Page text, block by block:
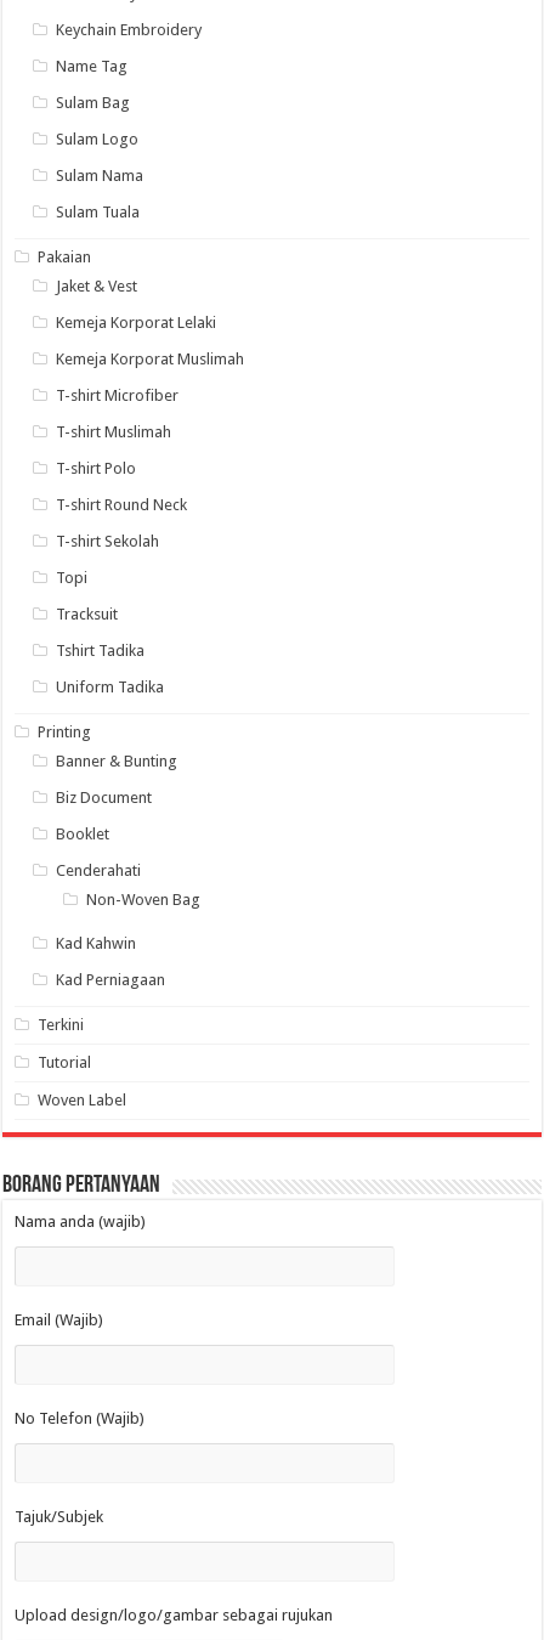
Keychain Embroidery
Name Tag
Sulam Bag
Sulam Logo
Sulam Nama
Sulam Tuala
Pakaian
Jaket & Vest
Kemeja Korporat Lelaki
Kemeja Korporat Muslimah
T-shirt Microfiber
T-shirt Muslimah
T-shirt Polo
T-shirt Round Neck
T-shirt Sekolah
Topi
Tracksuit
Tshirt Tadika
Uniform Tadika
Printing
Banner & Bunting
Biz Document
Booklet
Cenderahati
Non-Woven Bag
Kad Kahwin
Kad Perniagaan
Terkini
Tutorial
Woven Label
Borang Pertanyaan
Nama anda (wajib)
Email (Wajib)
No Telefon (Wajib)
Tajuk/Subjek
Upload design/logo/gambar sebagai rujukan